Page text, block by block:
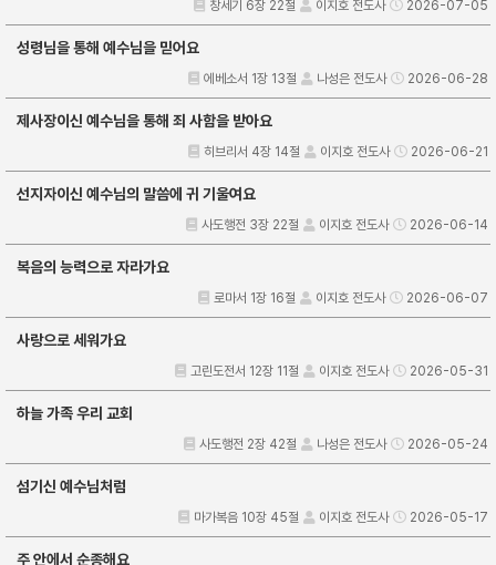
창세기 6장 22절 이지호 전도사 2026-07-05
성령님을 통해 예수님을 믿어요
에베소서 1장 13절 나성은 전도사 2026-06-28
제사장이신 예수님을 통해 죄 사함을 받아요
히브리서 4장 14절 이지호 전도사 2026-06-21
선지자이신 예수님의 말씀에 귀 기울여요
사도행전 3장 22절 이지호 전도사 2026-06-14
복음의 능력으로 자라가요
로마서 1장 16절 이지호 전도사 2026-06-07
사랑으로 세워가요
고린도전서 12장 11절 이지호 전도사 2026-05-31
하늘 가족 우리 교회
사도행전 2장 42절 나성은 전도사 2026-05-24
섬기신 예수님처럼
마가복음 10장 45절 이지호 전도사 2026-05-17
주 안에서 순종해요